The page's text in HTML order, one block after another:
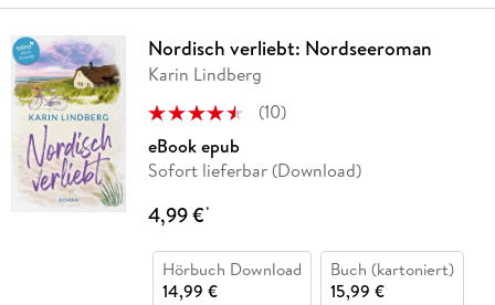
Nordisch verliebt: Nordseeroman
Karin Lindberg
(10)
eBook epub
Sofort lieferbar (Download)
4,99 €*
Hörbuch Download
14,99 €
Buch (kartoniert)
15,99 €